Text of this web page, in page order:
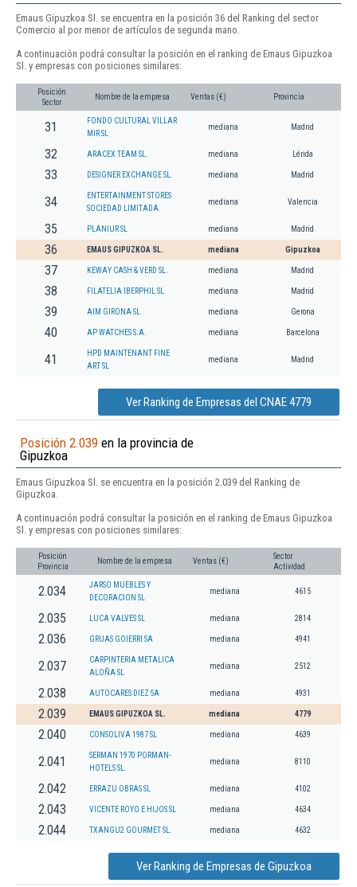
Emaus Gipuzkoa Sl. se encuentra en la posición 36 del Ranking del sector
Comercio al por menor de artículos de segunda mano.
A continuación podrá consultar la posición en el ranking de Emaus Gipuzkoa
Sl. y empresas con posiciones similares:
Posición
Sector
Nombre de la empresa Ventas (€) Provincia
31
FONDO CULTURAL VILLAR
MIR SL
mediana Madrid
32 ARACEX TEAM SL. mediana Lérida
33 DESIGNER EXCHANGE SL. mediana Madrid
34
ENTERTAINMENT STORES
SOCIEDAD LIMITADA.
mediana Valencia
35 PLANIUR SL mediana Madrid
36 EMAUS GIPUZKOA SL. mediana Gipuzkoa
37 KEWAY CASH & VERD SL. mediana Madrid
38 FILATELIA IBERPHIL SL mediana Madrid
39 AIM GIRONA SL. mediana Gerona
40 AP WATCHES S.A. mediana Barcelona
41
HPD MAINTENANT FINE
ART SL
mediana Madrid
Ver Ranking de Empresas del CNAE 4779
Posición 2.039 en la provincia de
Gipuzkoa
Emaus Gipuzkoa Sl. se encuentra en la posición 2.039 del Ranking de
Gipuzkoa.
A continuación podrá consultar la posición en el ranking de Emaus Gipuzkoa
Sl. y empresas con posiciones similares:
Posición
Provincia
Nombre de la empresa Ventas (€)
Sector
Actividad
2.034
JARSO MUEBLES Y
DECORACION SL
mediana 4615
2.035 LUCA VALVES SL mediana 2814
2.036 GRUAS GOIERRI SA mediana 4941
2.037
CARPINTERIA METALICA
ALOÑA SL
mediana 2512
2.038 AUTOCARES DIEZ SA mediana 4931
2.039 EMAUS GIPUZKOA SL. mediana 4779
2.040 CONSOLIVA 1987 SL mediana 4639
2.041
SERMAN 1970 PORMAN-
HOTELS SL.
mediana 8110
2.042 ERRAZU OBRAS SL mediana 4102
2.043 VICENTE ROYO E HIJOS SL mediana 4634
2.044 TXANGU2 GOURMET SL. mediana 4632
Ver Ranking de Empresas de Gipuzkoa